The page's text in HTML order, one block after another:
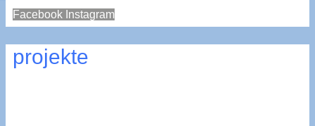
Facebook Instagram
projekte